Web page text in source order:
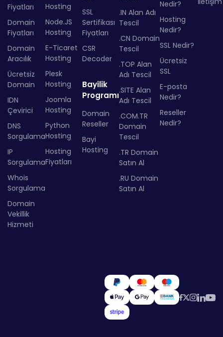
Fiyatları
Domain
Fiyatları
Domain
Aracılık
Ücretsiz
Domain
IDN
Çevirici
DNS
Sorgulama
IP
Sorgulama
Whois
Sorgulama
Domain
Vekillik
Hizmeti
Hosting
Node.JS
Hosting
E-Ticaret
Hosting
Plesk
Hosting
Joomla
Hosting
Python
Hosting
Hosting
Fiyatları
SSL
Sertifikası
Fiyatları
CSR
Decoder
Bayilik
Programı
Domain
Reseller
Bayi
Hosting
.IN Alan Adı
Tescil
.CN Domain
Tescil
.TOP Alan
Adı Tescil
.SITE Alan
Adı Tescil
.COM.TR
Domain
Tescil
.TR Domain
Satın Al
.RU Domain
Satın Al
Nedir?
Hosting
Nedir?
SSL Nedir?
Ücretsiz
SSL
E-posta
Nedir?
Reseller
Nedir?